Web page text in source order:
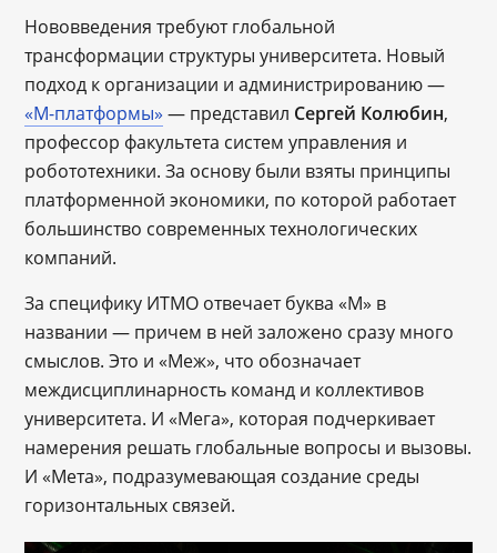
Нововведения требуют глобальной
трансформации структуры университета. Новый
подход к организации и администрированию —
«М-платформы» — представил Сергей Колюбин,
профессор факультета систем управления и
робототехники. За основу были взяты принципы
платформенной экономики, по которой работает
большинство современных технологических
компаний.
За специфику ИТМО отвечает буква «М» в
названии — причем в ней заложено сразу много
смыслов. Это и «Меж», что обозначает
междисциплинарность команд и коллективов
университета. И «Мега», которая подчеркивает
намерения решать глобальные вопросы и вызовы.
И «Мета», подразумевающая создание среды
горизонтальных связей.